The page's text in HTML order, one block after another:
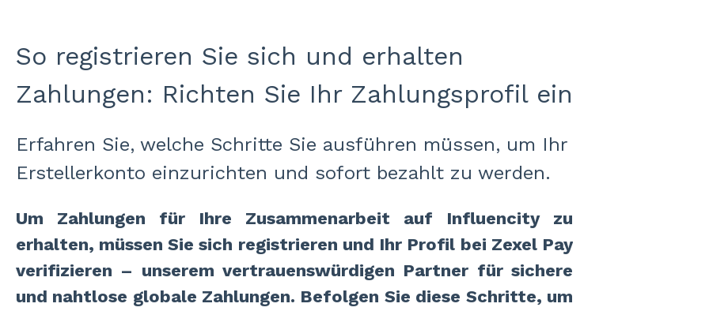
So registrieren Sie sich und erhalten
Zahlungen: Richten Sie Ihr Zahlungsprofil ein
Erfahren Sie, welche Schritte Sie ausführen müssen, um Ihr
Erstellerkonto einzurichten und sofort bezahlt zu werden.
Um Zahlungen für Ihre Zusammenarbeit auf Influencity zu
erhalten, müssen Sie sich registrieren und Ihr Profil bei Zexel Pay
verifizieren – unserem vertrauenswürdigen Partner für sichere
und nahtlose globale Zahlungen. Befolgen Sie diese Schritte, um